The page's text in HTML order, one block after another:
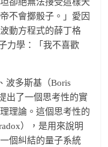
不會擲骰子。」愛因
動方程式的薛丁格
力學：「我不喜歡
波多斯基（Boris
出了一個思考性的實
理論。這個思考性的
），是用來說明
個糾結的量子系統